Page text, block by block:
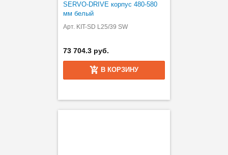
SERVO-DRIVE корпус 480-580
мм белый
Арт. KIT-SD L25/39 SW
73 704.3 руб.
В КОРЗИНУ